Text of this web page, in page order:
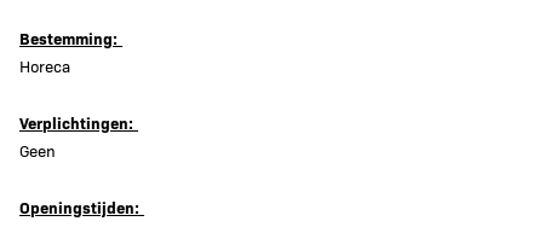
Bestemming:
Horeca
Verplichtingen:
Geen
Openingstijden: